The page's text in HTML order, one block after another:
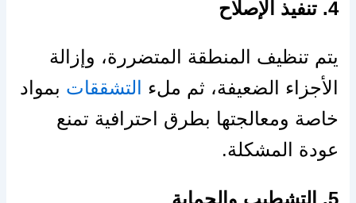
4. تنفيذ الإصلاح
يتم تنظيف المنطقة المتضررة، وإزالة
الأجزاء الضعيفة، ثم ملء التشققات بمواد
خاصة ومعالجتها بطرق احترافية تمنع
عودة المشكلة.